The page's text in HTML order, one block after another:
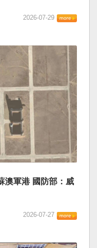
2026-07-29
澳軍港 國防部：威
2026-07-27